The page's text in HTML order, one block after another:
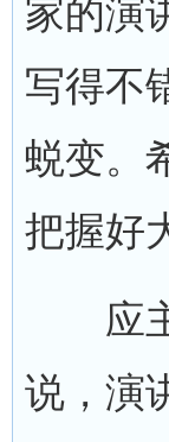
家的演
写得不
蜕变。
把握好
应主
说，演